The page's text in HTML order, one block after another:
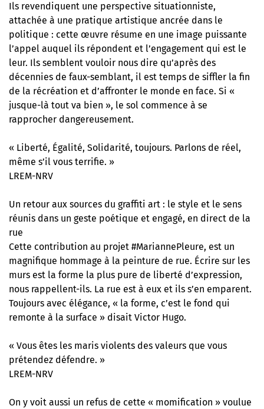
Ils revendiquent une perspective situationniste,
attachée à une pratique artistique ancrée dans le
politique : cette œuvre résume en une image puissante
l’appel auquel ils répondent et l’engagement qui est le
leur. Ils semblent vouloir nous dire qu’après des
décennies de faux-semblant, il est temps de siffler la fin
de la récréation et d’affronter le monde en face. Si «
jusque-là tout va bien », le sol commence à se
rapprocher dangereusement.
« Liberté, Égalité, Solidarité, toujours. Parlons de réel,
même s’il vous terrifie. »
LREM-NRV
Un retour aux sources du graffiti art : le style et le sens
réunis dans un geste poétique et engagé, en direct de la
rue
Cette contribution au projet #MariannePleure, est un
magnifique hommage à la peinture de rue. Écrire sur les
murs est la forme la plus pure de liberté d’expression,
nous rappellent-ils. La rue est à eux et ils s’en emparent.
Toujours avec élégance, « la forme, c’est le fond qui
remonte à la surface » disait Victor Hugo.
« Vous êtes les maris violents des valeurs que vous
prétendez défendre. »
LREM-NRV
On y voit aussi un refus de cette « momification » voulue